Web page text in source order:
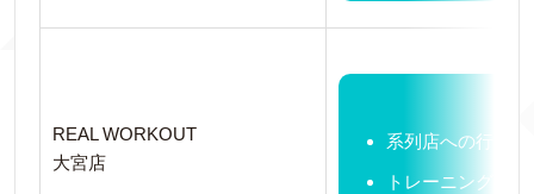
REAL WORKOUT
大宮店
系列店への行き来
トレーニング後